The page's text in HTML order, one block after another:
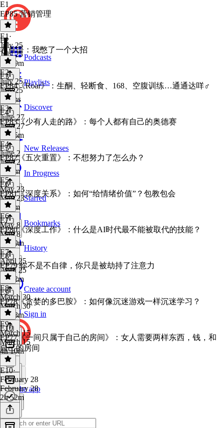
Podcasts
Playlists
Discover
New Releases
In Progress
Starred
Bookmarks
History
Create account
Sign in
Get the app
E1
EP85 营销管理
E1·
July 25
July 25
3h 59m
E2
卷首语：我憋了一个大招
E2·
July 25
July 25
7 mins
E3
EP84《Roar》：生酮、轻断食、168、空腹训练…通通达咩♂️
E3·
June 27
June 27
3h 45m
E4
EP83《少有人走的路》：每个人都有自己的奥德赛
E4·
June 2
June 2
4h 5m
E5
EP82《五次重置》：不想努力了怎么办？
E5·
May 23
May 23
4h 8m
E6
EP81《深度关系》：如何“给情绪价值”？包教包会
E6·
May 8
May 8
4h 29m
E7
EP80《深度工作》：什么是AI时代最不能被取代的技能？
E7·
April 25
April 25
4h 32m
E8
EP79 你不是不自律，你只是被劫持了注意力
E8·
March 30
March 30
4h 28m
E9
EP78《贪婪的多巴胺》：如何像沉迷游戏一样沉迷学习？
E9·
March 15
March 15
4h 10m
E10
EP77《一间只属于自己的房间》：女人需要两样东西，钱，和
自己的房间
E10·
February 28
February 28
2h 52m